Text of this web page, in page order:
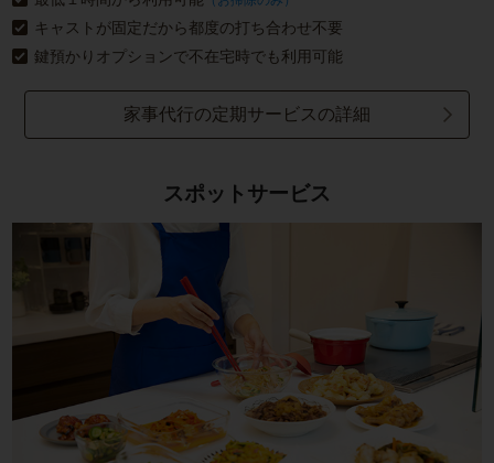
キャストが固定だから都度の打ち合わせ不要
鍵預かりオプションで不在宅時でも利用可能
家事代行の定期サービスの詳細
スポットサービス